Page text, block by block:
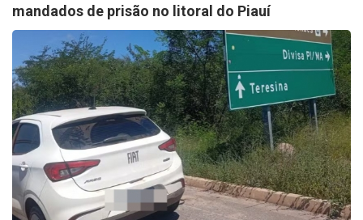
mandados de prisão no litoral do Piauí